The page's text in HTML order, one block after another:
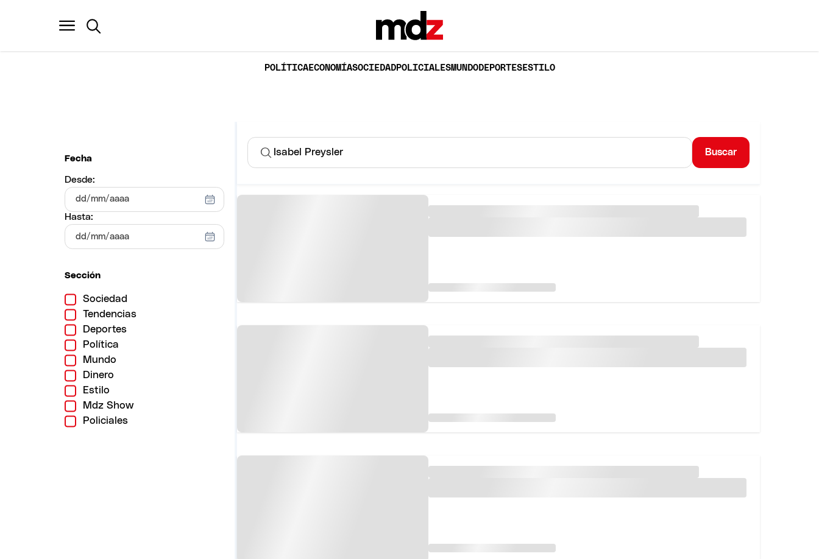
POLÍTICAECONOMÍASOCIEDADPOLICIALESMUNDODEPORTESESTILO
Fecha
Desde:
Hasta:
Sección
Sociedad
Tendencias
Deportes
Política
Mundo
Dinero
Estilo
Mdz Show
Policiales
Buscar